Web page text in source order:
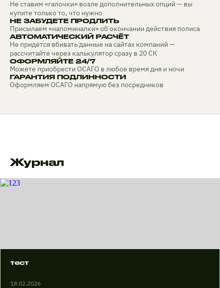
Не ставим «галочки» возле дополнительных опций — вы
купите только то, что нужно
НЕ ЗАБУДЕТЕ ПРОДЛИТЬ
Присылаем «напоминалки» об окончании действия полиса
АВТОМАТИЧЕСКИЙ РАСЧЁТ
Не придётся вбивать данные на сайтах компаний —
рассчитайте через калькулятор сразу в 20 СК
ОФОРМЛЯЙТЕ 24/7
Можете приобрести ОСАГО в любое время дня и ночи
ГАРАНТИЯ ПОДЛИННОСТИ
Оформляем ОСАГО напрямую без посредников
Журнал
тест
18.02.2026